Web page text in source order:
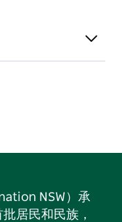
NSW）承
居民和民族，